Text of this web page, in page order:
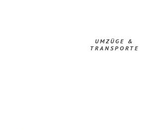
UMZÜGE &
TRANSPORTE